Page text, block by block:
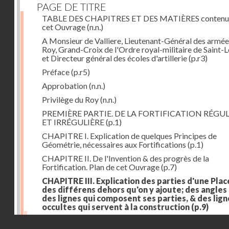
PAGE DE TITRE
TABLE DES CHAPITRES ET DES MATIÈRES
cet Ouvrage(n.n.)
A Monsieur de Valliere, Lieutenant-Général des
Roy, Grand-Croix de l'Ordre royal-militaire de Saint-
et Directeur général des écoles d'artillerie(p.r3)
Préface(p.r5)
Approbation(n.n.)
Privilège du Roy(n.n.)
PREMIÈRE PARTIE. DE LA FORTIFICATION
ET IRRÉGULIÈRE(p.1)
CHAPITRE I. Explication de quelques Principes de
Géométrie, nécessaires aux Fortifications (p.1)
CHAPITRE II. De l'Invention & des progrès de la
Fortification. Plan de cet Ouvrage(p.7)
CHAPITRE III. Explication des parties d'une
des différens dehors qu'on y ajoute; des angles
des lignes qui composent ses parties, & des
occultes qui servent à la construction (p.9)
Des lignes & des angles qui composent les parties